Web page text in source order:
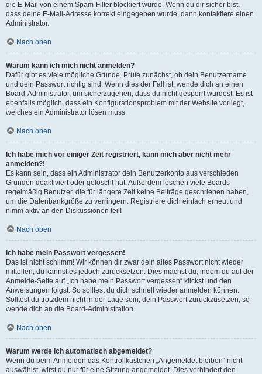
die E-Mail von einem Spam-Filter blockiert wurde. Wenn du dir sicher bist,
dass deine E-Mail-Adresse korrekt eingegeben wurde, dann kontaktiere einen
Administrator.
Nach oben
Warum kann ich mich nicht anmelden?
Dafür gibt es viele mögliche Gründe. Prüfe zunächst, ob dein Benutzername
und dein Passwort richtig sind. Wenn dies der Fall ist, wende dich an einen
Board-Administrator, um sicherzugehen, dass du nicht gesperrt wurdest. Es ist
ebenfalls möglich, dass ein Konfigurationsproblem mit der Website vorliegt,
welches ein Administrator lösen muss.
Nach oben
Ich habe mich vor einiger Zeit registriert, kann mich aber nicht mehr
anmelden?!
Es kann sein, dass ein Administrator dein Benutzerkonto aus verschieden
Gründen deaktiviert oder gelöscht hat. Außerdem löschen viele Boards
regelmäßig Benutzer, die für längere Zeit keine Beiträge geschrieben haben,
um die Datenbankgröße zu verringern. Registriere dich einfach erneut und
nimm aktiv an den Diskussionen teil!
Nach oben
Ich habe mein Passwort vergessen!
Das ist nicht schlimm! Wir können dir zwar dein altes Passwort nicht wieder
mitteilen, du kannst es jedoch zurücksetzen. Dies machst du, indem du auf der
Anmelde-Seite auf „Ich habe mein Passwort vergessen“ klickst und den
Anweisungen folgst. So solltest du dich schnell wieder anmelden können.
Solltest du trotzdem nicht in der Lage sein, dein Passwort zurückzusetzen, so
wende dich an die Board-Administration.
Nach oben
Warum werde ich automatisch abgemeldet?
Wenn du beim Anmelden das Kontrollkästchen „Angemeldet bleiben“ nicht
auswählst, wirst du nur für eine Sitzung angemeldet. Dies verhindert den